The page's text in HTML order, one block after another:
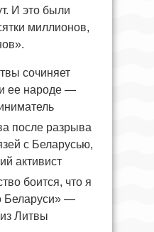
И это были
миллионов,
сочиняет
ее народе —
после разрыва
с Беларусью,
активист
боится, что я
Беларуси» —
Литвы